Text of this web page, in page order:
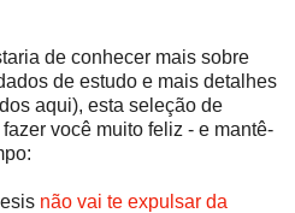
de conhecer mais sobre
de estudo e mais detalhes
aqui), esta seleção de
você muito feliz - e mantê-
não vai te expulsar da